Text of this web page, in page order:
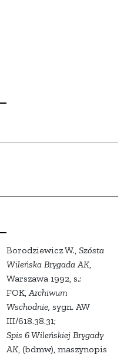
Borodziewicz W., Szósta
Wileńska Brygada AK,
Warszawa 1992, s.;
FOK,Archiwum
Wschodnie, sygn. AW
III/618.38.31;
Spis 6 Wileńskiej Brygady
AK, (bdmw), maszynopis